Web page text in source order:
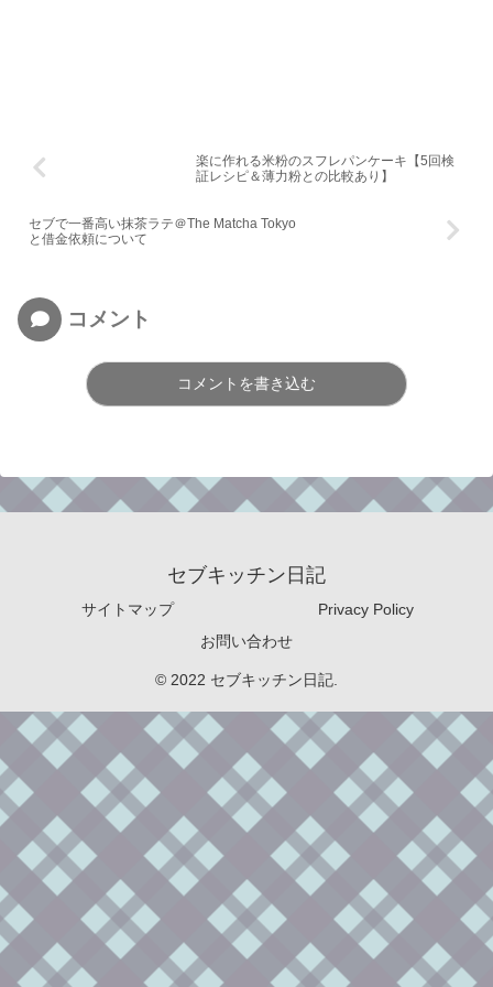
楽に作れる米粉のスフレパンケーキ【5回検
証レシピ＆薄力粉との比較あり】
セブで一番高い抹茶ラテ＠The Matcha Tokyo
と借金依頼について
コメント
コメントを書き込む
セブキッチン日記
サイトマップ
Privacy Policy
お問い合わせ
© 2022 セブキッチン日記.